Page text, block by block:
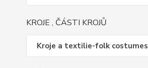
KROJE , ČÁSTI KROJŮ
Kroje a textilie-folk costumes